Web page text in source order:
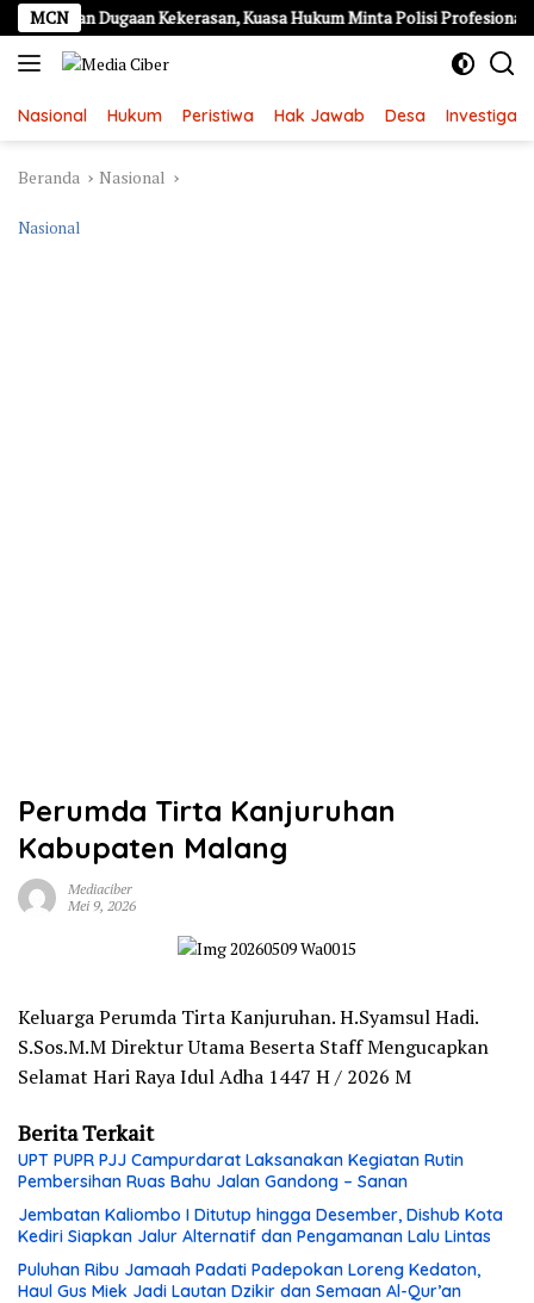
Langsung
ke
konten
MCNDugaan Kekerasan, Kuasa Hukum Minta Polisi Profesional
Nasional Hukum Peristiwa Hak Jawab Desa Investigasi
Beranda Nasional
Nasional
Perumda Tirta Kanjuruhan
Kabupaten Malang
Mediaciber
Mei 9, 2026
Keluarga Perumda Tirta Kanjuruhan. H.Syamsul Hadi.
S.Sos.M.M Direktur Utama Beserta Staff Mengucapkan
Selamat Hari Raya Idul Adha 1447 H / 2026 M
Berita Terkait
UPT PUPR PJJ Campurdarat Laksanakan Kegiatan Rutin
Pembersihan Ruas Bahu Jalan Gandong – Sanan
Jembatan Kaliombo I Ditutup hingga Desember, Dishub Kota
Kediri Siapkan Jalur Alternatif dan Pengamanan Lalu Lintas
Puluhan Ribu Jamaah Padati Padepokan Loreng Kedaton,
Haul Gus Miek Jadi Lautan Dzikir dan Semaan Al-Qur’an